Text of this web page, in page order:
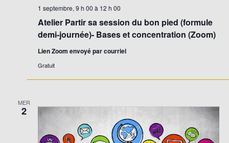
Atelier Partir sa session du bon pied (formule
demi-journée)- Bases et concentration (Zoom)
1 septembre, 9 h 00 à 12 h 00
Lien Zoom envoyé par courriel
Gratuit
MER
2